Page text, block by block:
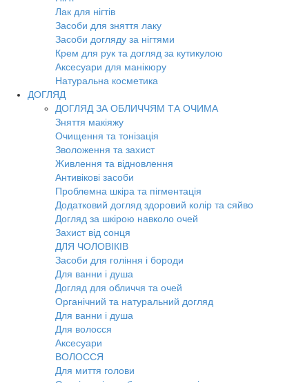
Лак для нігтів
Засоби для зняття лаку
Засоби догляду за нігтями
Крем для рук та догляд за кутикулою
Аксесуари для манікюру
Натуральна косметика
ДОГЛЯД
ДОГЛЯД ЗА ОБЛИЧЧЯМ ТА ОЧИМА
Зняття макіяжу
Очищення та тонізація
Зволоження та захист
Живлення та відновлення
Антивікові засоби
Проблемна шкіра та пігментація
Додатковий догляд здоровий колір та сяйво
Догляд за шкірою навколо очей
Захист від сонця
ДЛЯ ЧОЛОВІКІВ
Засоби для гоління і бороди
Для ванни і душа
Догляд для обличчя та очей
Органічний та натуральний догляд
Для ванни і душа
Для волосся
Аксесуари
ВОЛОССЯ
Для миття голови